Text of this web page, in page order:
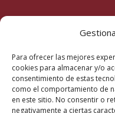
Para ofrecer las mejores
cookies para almacenar y/o
consentimiento de estas
como el comportamiento de
en este sitio. No consentir o
negativamente a ciertas
Misión, visión y
Actualidad
Podcast